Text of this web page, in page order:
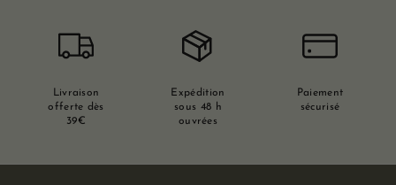
Livraison
offerte dès
39€
Expédition
sous 48 h
ouvrées
Paiement
sécurisé